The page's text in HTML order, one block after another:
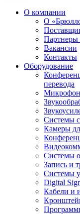
О компании
О
Партнеры
Вакансии
Контакты
Оборудование
перевода
Системы
Камеры
Системы
Запись и
Системы
Digital
Кабели и